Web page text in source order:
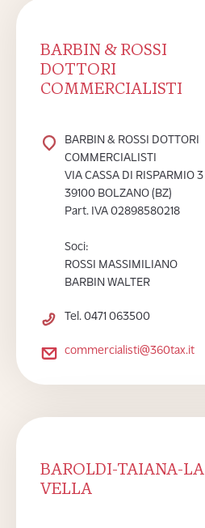
BARBIN & ROSSI
DOTTORI
COMMERCIALISTI
BARBIN & ROSSI DOTTORI
COMMERCIALISTI
VIA CASSA DI RISPARMIO 3
39100 BOLZANO (BZ)
Part. IVA 02898580218
Soci:
ROSSI MASSIMILIANO
BARBIN WALTER
Tel. 0471 063500
commercialisti@360tax.it
BAROLDI-TAIANA-LA
VELLA